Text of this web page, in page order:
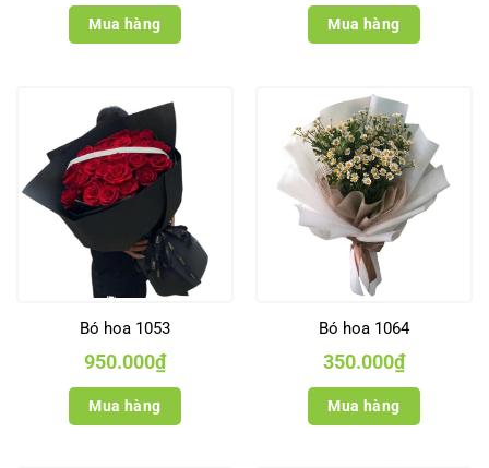
Mua hàng Mua hàng
Bó hoa 1053
950.000₫
Mua hàng
Bó hoa 1064
350.000₫
Mua hàng